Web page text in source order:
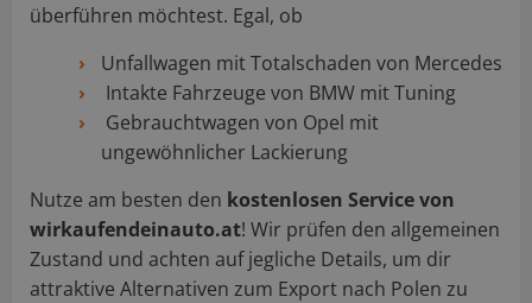
überführen möchtest. Egal, ob
Unfallwagen mit Totalschaden von Mercedes
Intakte Fahrzeuge von BMW mit Tuning
Gebrauchtwagen von Opel mit
ungewöhnlicher Lackierung
Nutze am besten den kostenlosen Service von
wirkaufendeinauto.at! Wir prüfen den allgemeinen
Zustand und achten auf jegliche Details, um dir
attraktive Alternativen zum Export nach Polen zu